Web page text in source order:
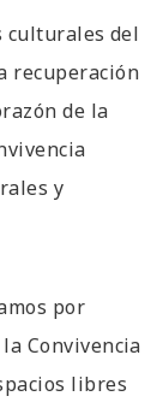
culturales del
recuperación
de la
y
por
Convivencia
libres